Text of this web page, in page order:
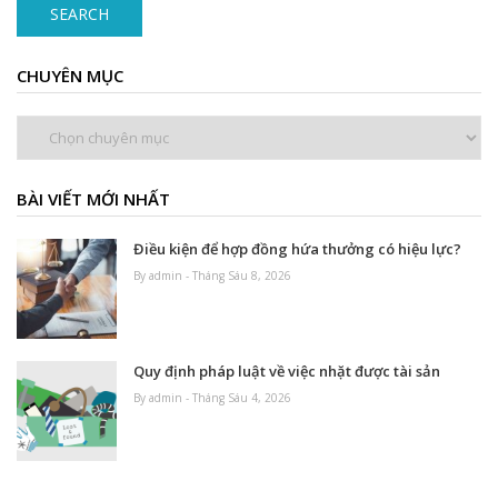
SEARCH
CHUYÊN MỤC
BÀI VIẾT MỚI NHẤT
Điều kiện để hợp đồng hứa thưởng có hiệu lực?
By admin - Tháng Sáu 8, 2026
Quy định pháp luật về việc nhặt được tài sản
By admin - Tháng Sáu 4, 2026